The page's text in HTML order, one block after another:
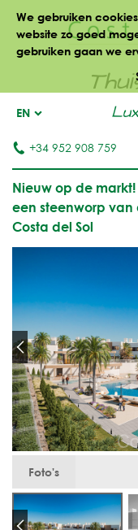
We gebruiken
website zo goed
gebruiken gaan we
EN
+34 952 908 759
Nieuw op de
een steenworp van
Costa del Sol
Foto's